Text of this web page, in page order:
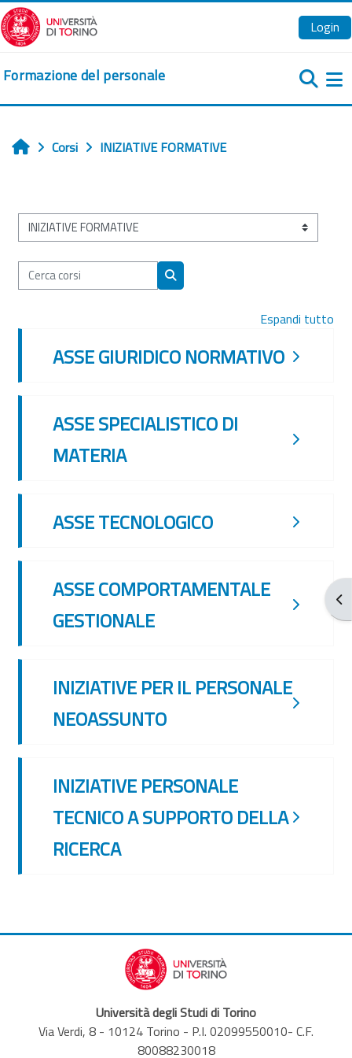
Vai al contenuto principale
Login
Formazione del personale
Home
Corsi INIZIATIVE FORMATIVE
Categorie di corso
Cerca corsi
Cerca corsi
Espandi tutto
ASSE GIURIDICO NORMATIVO
ASSE SPECIALISTICO DI
MATERIA
ASSE TECNOLOGICO
ASSE COMPORTAMENTALE
GESTIONALE
INIZIATIVE PER IL PERSONALE
NEOASSUNTO
INIZIATIVE PERSONALE
TECNICO A SUPPORTO DELLA
RICERCA
Università degli Studi di Torino
Via Verdi, 8 - 10124 Torino - P.I. 02099550010- C.F.
80088230018